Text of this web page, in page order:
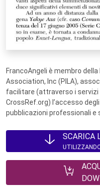
FrancoAngeli è membro
Association, Inc (PILA),
facilitare (attraverso i
CrossRef.org) l’accesso
pubblicazioni professionali e
SCARICA